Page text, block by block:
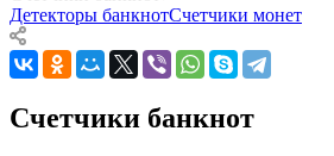
Детекторы банкнотСчетчики монет
Счетчики банкнот